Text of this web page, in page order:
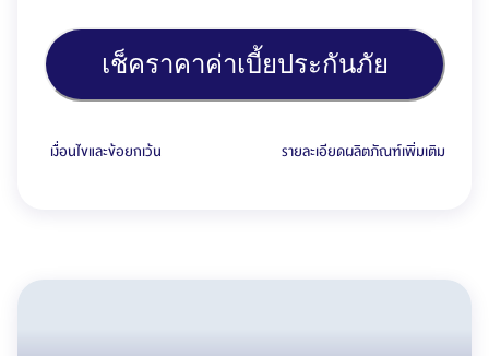
เช็คราคาค่าเบี้ยประกันภัย
เงื่อนไขและข้อยกเว้น รายละเอียดผลิตภัณฑ์เพิ่มเติม